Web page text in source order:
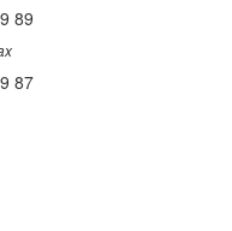
89
87